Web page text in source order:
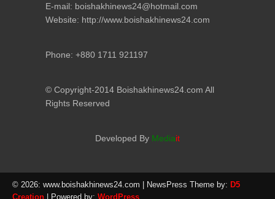
E-mail: boishakhinews24@hotmail.com
Website: http://www.boishakhinews24.com
Phone: +880 1711 921197
© Copyright-2014 Boishakhinews24.com All
Rights Reserved
Developed By Mediait
© 2026: www.boishakhinews24.com | NewsPress Theme by: D5
Creation | Powered by: WordPress